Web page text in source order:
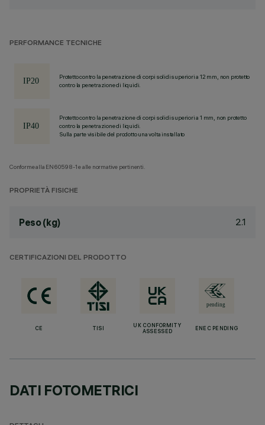
PERFORMANCE TECNICHE
Protetto contro la penetrazione di corpi solidi superiori a 12 mm, non protetto
contro la penetrazione di liquidi.
Protetto contro la penetrazione di corpi solidi superiori a 1 mm, non protetto
contro la penetrazione di liquidi.
Sulla parte visibile del prodotto una volta installato
Conforme alla EN60598-1 e alle normative pertinenti.
PROPRIETÀ FISICHE
Peso (kg) 2.1
CERTIFICAZIONI DEL PRODOTTO
CE TISI
UK CONFORMITY
ASSESSED
ENEC PENDING
DATI FOTOMETRICI